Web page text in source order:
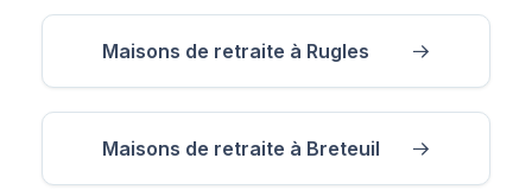
Maisons de retraite à Rugles
Maisons de retraite à Breteuil